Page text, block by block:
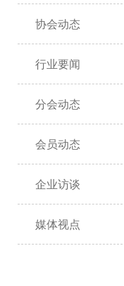
协会动态
行业要闻
分会动态
会员动态
企业访谈
媒体视点